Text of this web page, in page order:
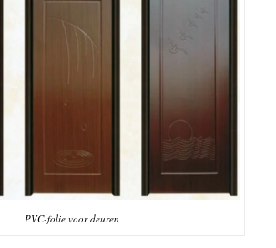
PVC-folie voor deuren